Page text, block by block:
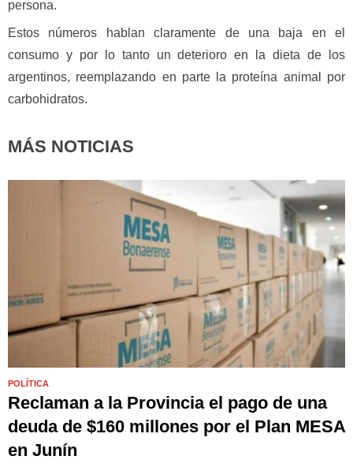
persona.
Estos números hablan claramente de una baja en el
consumo y por lo tanto un deterioro en la dieta de los
argentinos, reemplazando en parte la proteína animal por
carbohidratos.
MÁS NOTICIAS
POLÍTICA
Reclaman a la Provincia el pago de una
deuda de $160 millones por el Plan MESA
en Junín